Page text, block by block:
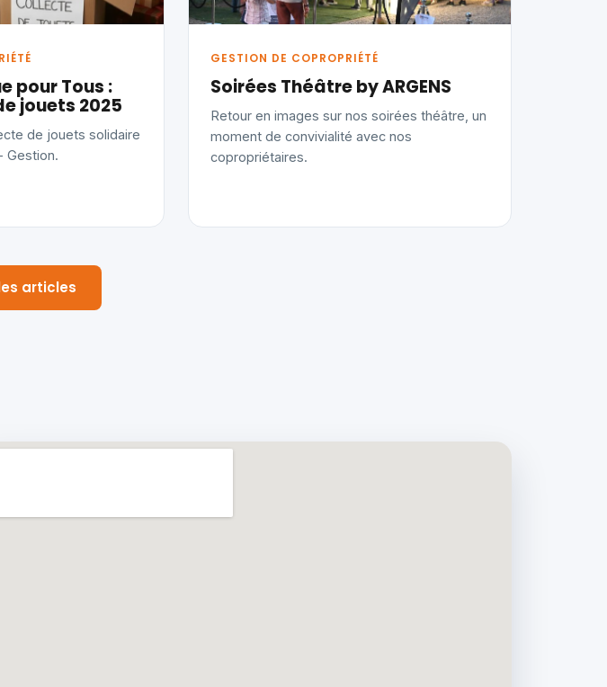
pour Tous :
jouets 2025
de jouets solidaire
Gestion.
GESTION DE COPROPRIÉTÉ
Soirées Théâtre by ARGENS
Retour en images sur nos soirées théâtre, un
moment de convivialité avec nos
copropriétaires.
articles